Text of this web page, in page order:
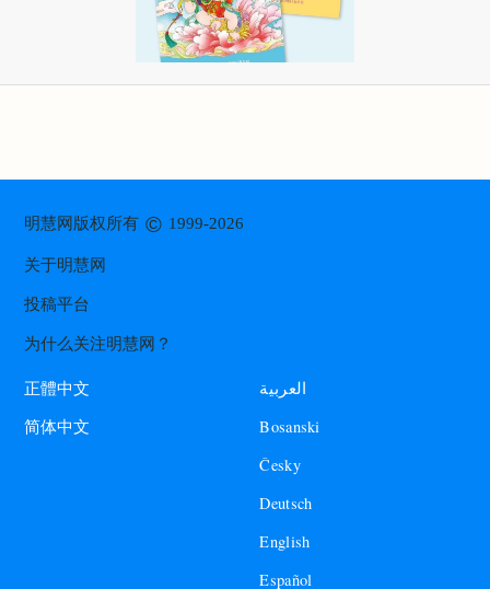
明慧网版权所有© 1999-2026
关于明慧网
投稿平台
为什么关注明慧网？
正體中文
简体中文
العربية
Bosanski
Česky
Deutsch
English
Español